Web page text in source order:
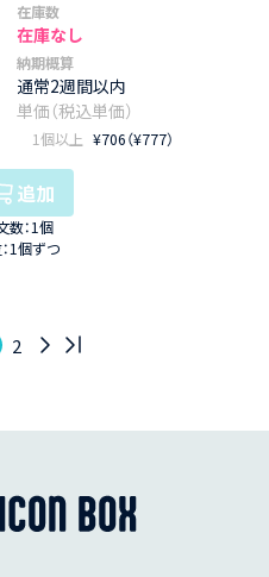
在庫数
在庫なし
納期概算
通常2週間以内
1個以上 ¥706（¥777）
追加
数：1個
1個ずつ
2